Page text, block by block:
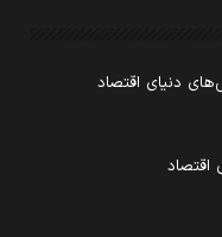
دنیای اقتصاد
اقتصاد